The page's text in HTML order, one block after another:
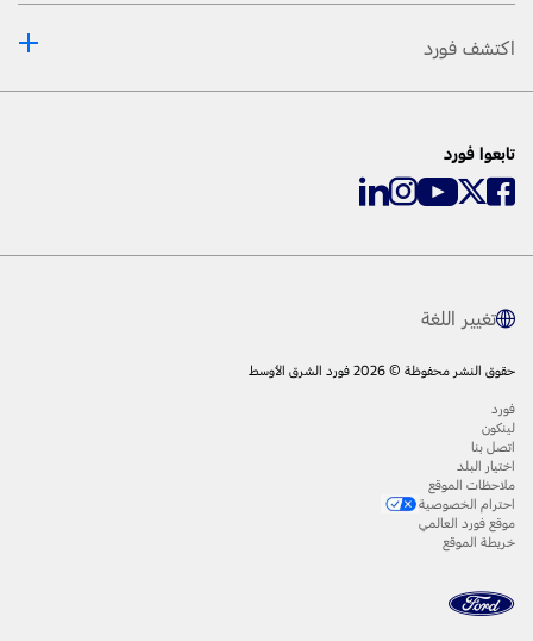
اكتشف فورد
تابعوا فورد
تغيير اللغة
حقوق النشر محفوظة © 2026 فورد الشرق الأوسط
فورد
لينكون
اتصل بنا
اختيار البلد
ملاحظات الموقع
احترام الخصوصية
موقع فورد العالمي
خريطة الموقع